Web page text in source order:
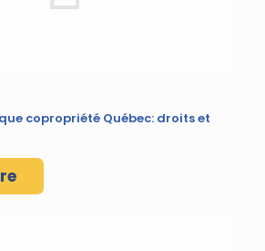
copropriété Québec: droits et